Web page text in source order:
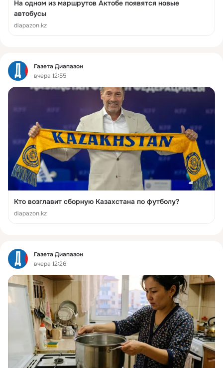
На одном из маршрутов Актобе появятся новые
автобусы
diapazon.kz
Фид
Газета Диапазон
вчера 12:55
Кто возглавит сборную Казахстана по футболу?
diapazon.kz
Фид
Газета Диапазон
вчера 12:26